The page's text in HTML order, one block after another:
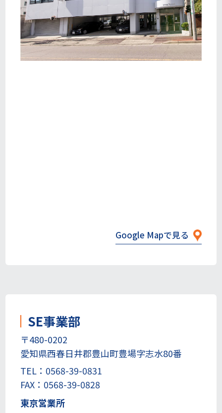
Google Mapで見る
SE事業部
〒480-0202
愛知県西春日井郡豊山町豊場字志水80番
TEL：0568-39-0831
FAX：0568-39-0828
東京営業所